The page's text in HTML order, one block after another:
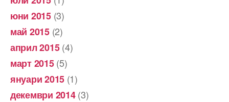
юни 2015(3)
май 2015(2)
април 2015(4)
март 2015(5)
януари 2015 (1)
декември 2014(3)